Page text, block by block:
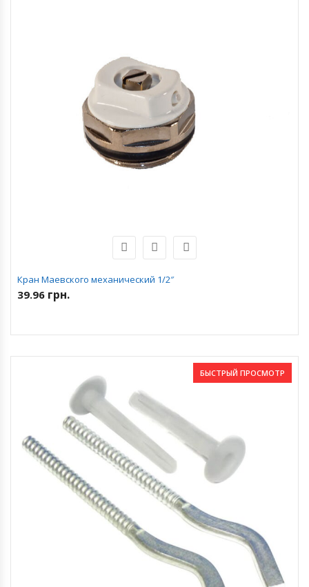
Кран Маевского механический 1/2″
39.96 грн.
БЫСТРЫЙ ПРОСМОТР